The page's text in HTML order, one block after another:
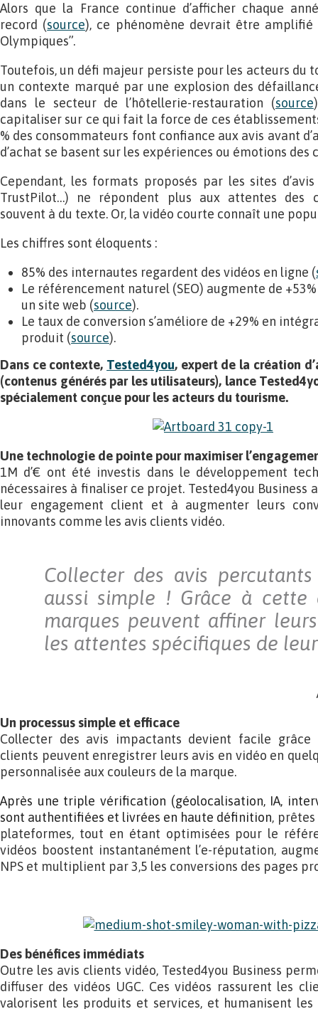
Alors que la France continue d’afficher chaque
record (source), ce phénomène devrait être
Olympiques”.
Toutefois, un défi majeur persiste pour les acteurs du
un contexte marqué par une explosion des
dans le secteur de l’hôtellerie-restauration (source
capitaliser sur ce qui fait la force de ces
% des consommateurs font confiance aux avis avant
d’achat se basent sur les expériences ou émotions des
Cependant, les formats proposés par les sites
TrustPilot…) ne répondent plus aux attentes des
souvent à du texte. Or, la vidéo courte connaît une
Les chiffres sont éloquents :
85% des internautes regardent des vidéos en ligne (
Le référencement naturel (SEO) augmente de
un site web (source).
Le taux de conversion s’améliore de +29% en
produit (source).
Dans ce contexte, Tested4you, expert de la création
(contenus générés par les utilisateurs), lance
spécialement conçue pour les acteurs du tourisme.
Une technologie de pointe pour maximiser
1M d’€ ont été investis dans le développement
nécessaires à finaliser ce projet. Tested4you Business
leur engagement client et à augmenter leurs
innovants comme les avis clients vidéo.
Collecter des avis
aussi simple ! Grâce à cette
marques peuvent affiner
les attentes spécifiques de
Un processus simple et efficace
Collecter des avis impactants devient facile grâce
clients peuvent enregistrer leurs avis en vidéo en
personnalisée aux couleurs de la marque.
Après une triple vérification (géolocalisation, IA,
sont authentifiées et livrées en haute définition,
plateformes, tout en étant optimisées pour le
vidéos boostent instantanément l’e-réputation,
NPS et multiplient par 3,5 les conversions des pages
Des bénéfices immédiats
Outre les avis clients vidéo, Tested4you Business
diffuser des vidéos UGC. Ces vidéos rassurent les
valorisent les produits et services, et humanisent les